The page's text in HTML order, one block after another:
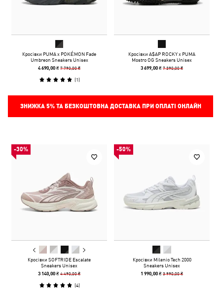
Кросівки PUMA x POKÉMON Fade
Umbreon Sneakers Unisex
4 690,00 ₴7 790,00 ₴
(1)
Кросівки A$AP ROCKY x PUMA
Mostro OG Sneakers Unisex
3 699,00 ₴7 390,00 ₴
ЗНИЖКА 5%ТА БЕЗКОШТОВНА ДОСТАВКА ПРИ ОПЛАТІ ОНЛАЙН
-30%
Кросівки SOFTRIDE Escalate
Sneakers Unisex
3 140,00 ₴4 490,00 ₴
(4)
-50%
Кросівки Milenio Tech 2000
Sneakers Unisex
1 990,00 ₴3 990,00 ₴